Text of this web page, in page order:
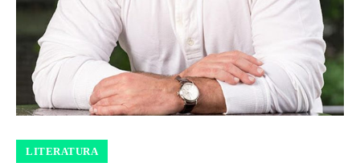
LITERATURA